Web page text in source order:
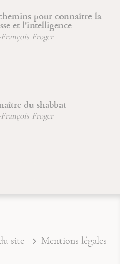
pour connaître la
et l'intelligence
François Froger
du shabbat
François Froger
site
Mentions légales